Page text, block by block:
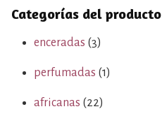
Categorías del producto
enceradas (3)
perfumadas (1)
africanas (22)